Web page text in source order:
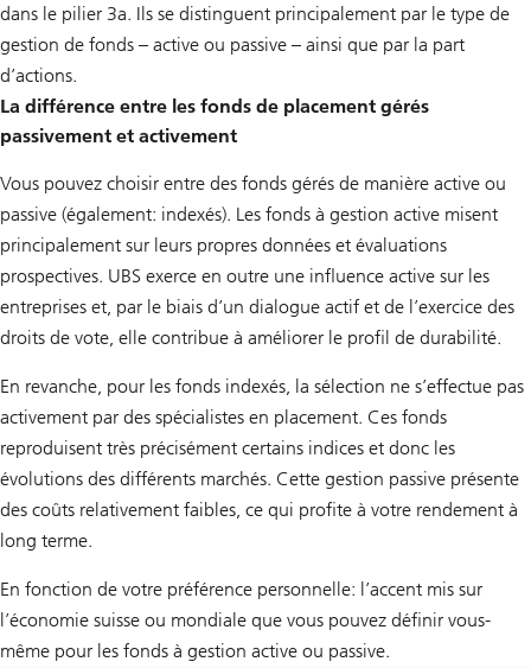
dans le pilier 3a. Ils se distinguent principalement par le type de
gestion de fonds – active ou passive – ainsi que par la part
d’actions.
La différence entre les fonds de placement gérés
passivement et activement
Vous pouvez choisir entre des fonds gérés de manière active ou
passive (également: indexés). Les fonds à gestion active misent
principalement sur leurs propres données et évaluations
prospectives. UBS exerce en outre une influence active sur les
entreprises et, par le biais d’un dialogue actif et de l’exercice des
droits de vote, elle contribue à améliorer le profil de durabilité.
En revanche, pour les fonds indexés, la sélection ne s’effectue pas
activement par des spécialistes en placement. Ces fonds
reproduisent très précisément certains indices et donc les
évolutions des différents marchés. Cette gestion passive présente
des coûts relativement faibles, ce qui profite à votre rendement à
long terme.
En fonction de votre préférence personnelle: l’accent mis sur
l’économie suisse ou mondiale que vous pouvez définir vous-
même pour les fonds à gestion active ou passive.